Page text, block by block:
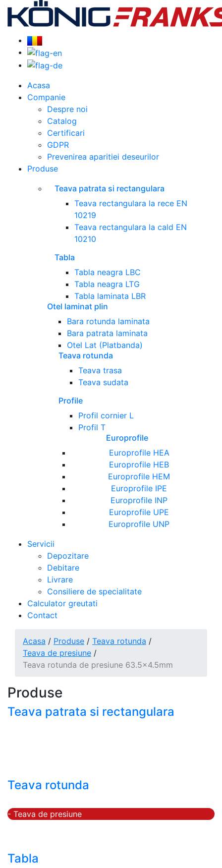
Acasa
Companie
Despre noi
Catalog
Certificari
GDPR
Prevenirea aparitiei deseurilor
Produse
Teava patrata si rectangulara
Teava rectangulara la rece EN
10219
Teava rectangulara la cald EN
10210
Tabla
Tabla neagra LBC
Tabla neagra LTG
Tabla laminata LBR
Otel laminat plin
Bara rotunda laminata
Bara patrata laminata
Otel Lat (Platbanda)
Teava rotunda
Teava trasa
Teava sudata
Profile
Profil cornier L
Profil T
Europrofile
Europrofile HEA
Europrofile HEB
Europrofile HEM
Europrofile IPE
Europrofile INP
Europrofile UPE
Europrofile UNP
Servicii
Depozitare
Debitare
Livrare
Consiliere de specialitate
Calculator greutati
Contact
Acasa / Produse / Teava rotunda /
Teava de presiune /
Teava rotunda de presiune 63.5x4.5mm
Produse
Teava patrata si rectangulara
Teava rotunda
- Teava de presiune
Tabla